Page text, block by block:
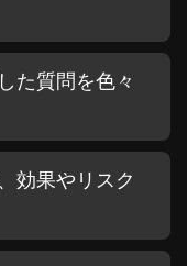
た質問を色々
効果やリスク